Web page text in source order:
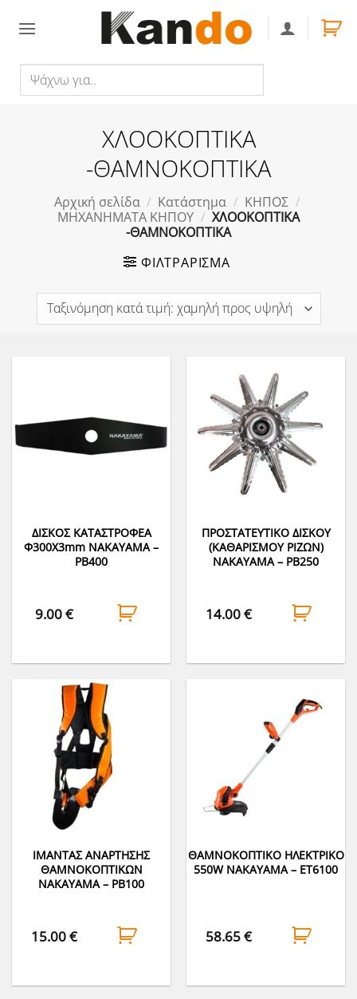
για..
ΧΛΟΟΚΟΠΤΙΚΑ
-ΘΑΜΝΟΚΟΠΤΙΚΑ
Αρχική σελίδα / Κατάστημα / ΚΗΠΟΣ /
ΜΗΧΑΝΗΜΑΤΑ ΚΗΠΟΥ / ΧΛΟΟΚΟΠΤΙΚΑ
-ΘΑΜΝΟΚΟΠΤΙΚΑ
ΦΙΛΤΡΆΡΙΣΜΑ
ΔΙΣΚΟΣ ΚΑΤΑΣΤΡΟΦΕΑ
Φ300Χ3mm NAKAYAMA –
PB400
9.00€
ΠΡΟΣΤΑΤΕΥΤΙΚΟ ΔΙΣΚΟΥ
(ΚΑΘΑΡΙΣΜΟΥ ΡΙΖΩΝ)
NAKAYAMA – PB250
14.00€
ΙΜΑΝΤΑΣ ΑΝΑΡΤΗΣΗΣ
ΘΑΜΝΟΚΟΠΤΙΚΩΝ
NAKAYAMA – PB100
15.00€
ΘΑΜΝΟΚΟΠΤΙΚΟ ΗΛΕΚΤΡΙΚO
550W NAKAYAMA – ET6100
58.65€